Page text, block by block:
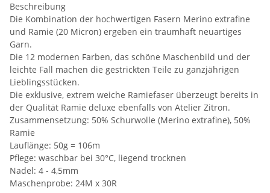
Beschreibung
Die Kombination der hochwertigen Fasern Merino extrafine
und Ramie (20 Micron) ergeben ein traumhaft neuartiges
Garn.
Die 12 modernen Farben, das schöne Maschenbild und der
leichte Fall machen die gestrickten Teile zu ganzjährigen
Lieblingsstücken.
Die exklusive, extrem weiche Ramiefaser überzeugt bereits in
der Qualität Ramie deluxe ebenfalls von Atelier Zitron.
Zusammensetzung: 50% Schurwolle (Merino extrafine), 50%
Ramie
Lauflänge: 50g = 106m
Pflege: waschbar bei 30°C, liegend trocknen
Nadel: 4 - 4,5mm
Maschenprobe: 24M x 30R